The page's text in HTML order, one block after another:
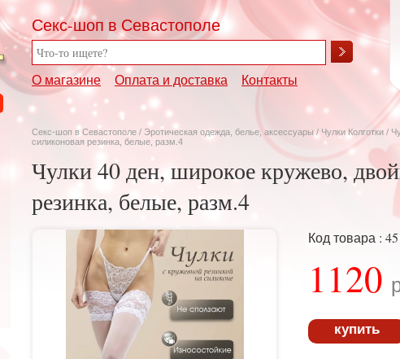
Секс-шоп в Севастополе
О магазине Оплата и доставка Контакты
Секс-шоп в Севастополе / Эротическая одежда, белье, аксессуары / Чулки Колготки /
силиконовая резинка, белые, разм.4
Чулки 40 ден, широкое кружево,
резинка, белые, разм.4
Код товара :
1120
купить